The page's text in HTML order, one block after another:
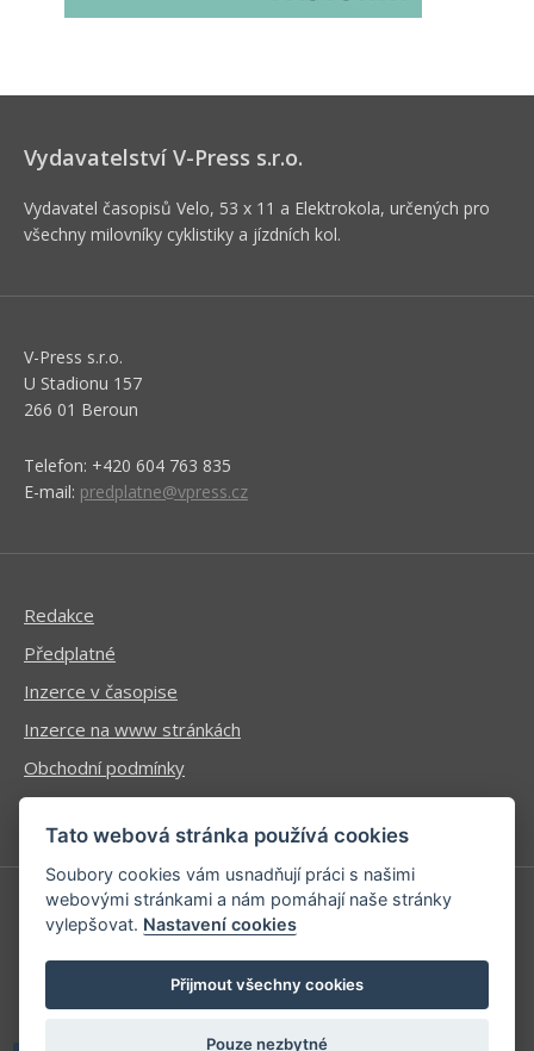
Vydavatelství V-Press s.r.o.
Vydavatel časopisů Velo, 53 x 11 a Elektrokola, určených pro
všechny milovníky cyklistiky a jízdních kol.
V-Press s.r.o.
U Stadionu 157
266 01 Beroun
Telefon: +420 604 763 835
E-mail: predplatne@vpress.cz
Redakce
Předplatné
Inzerce v časopise
Inzerce na www stránkách
Obchodní podmínky
Ochrana osobních údajů
Příhlášení | Registrace
Kontaktní informace
Mapa stránek
Tato webová stránka používá cookies
Soubory cookies vám usnadňují práci s našimi
webovými stránkami a nám pomáhají naše stránky
vylepšovat. Nastavení cookies
Přijmout všechny cookies
Pouze nezbytné